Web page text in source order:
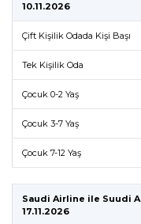
10.11.2026
Çift Kişilik Odada Kişi Başı
Tek Kişilik Oda
Çocuk 0-2 Yaş
Çocuk 3-7 Yaş
Çocuk 7-12 Yaş
Saudi Airline ile Suudi
17.11.2026